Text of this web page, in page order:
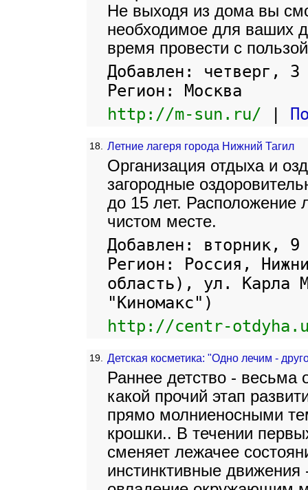
Не выходя из дома вы
необходимое для ваших
время провести с
Добавлен: четверг,
Регион: Москва
http://m-sun.ru/
18. Летние лагеря города Нижний Тагил
Организация отдыха и
загородные
до 15 лет. Расположение
чистом месте.
Добавлен: вторник,
Регион: Россия,
область), ул. Карла
"Киномакс")
http://centr-
19. Детская косметика: "Одно лечим -
Раннее детство - весьма
какой прочий этап
прямо молниеносными
крошки.. В течении
сменяет лежачее
инстинктивные движения